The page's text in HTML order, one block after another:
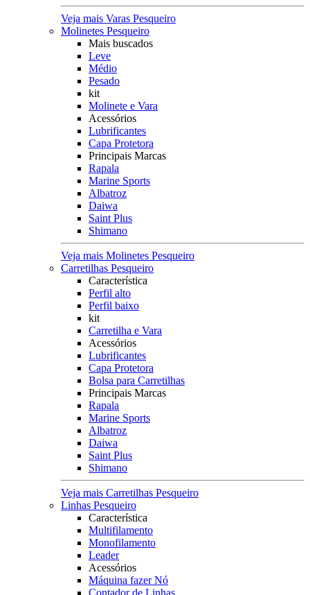
Veja mais Varas Pesqueiro
Molinetes Pesqueiro
Mais buscados
Leve
Médio
Pesado
kit
Molinete e Vara
Acessórios
Lubrificantes
Capa Protetora
Principais Marcas
Rapala
Marine Sports
Albatroz
Daiwa
Saint Plus
Shimano
Veja mais Molinetes Pesqueiro
Carretilhas Pesqueiro
Característica
Perfil alto
Perfil baixo
kit
Carretilha e Vara
Acessórios
Lubrificantes
Capa Protetora
Bolsa para Carretilhas
Principais Marcas
Rapala
Marine Sports
Albatroz
Daiwa
Saint Plus
Shimano
Veja mais Carretilhas Pesqueiro
Linhas Pesqueiro
Característica
Multifilamento
Monofilamento
Leader
Acessórios
Máquina fazer Nó
Contador de Linhas